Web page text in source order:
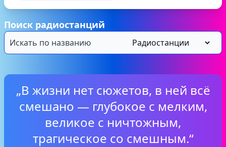
Поиск радиостанций
„В жизни нет сюжетов, в ней всё
смешано — глубокое с мелким,
великое с ничтожным,
трагическое со смешным.“